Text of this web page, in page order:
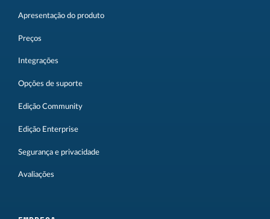
Apresentação do produto
Preços
Integrações
Opções de suporte
Edição Community
Edição Enterprise
Segurança e privacidade
Avaliações